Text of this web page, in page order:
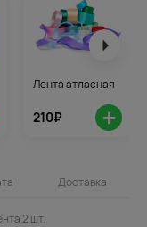
Лента атласная
210₽ +
Доставка
2 шт.